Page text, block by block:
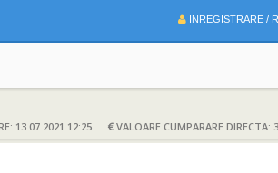
INREGISTRARE /
13.07.2021 12:25 VALOARE CUMPARARE